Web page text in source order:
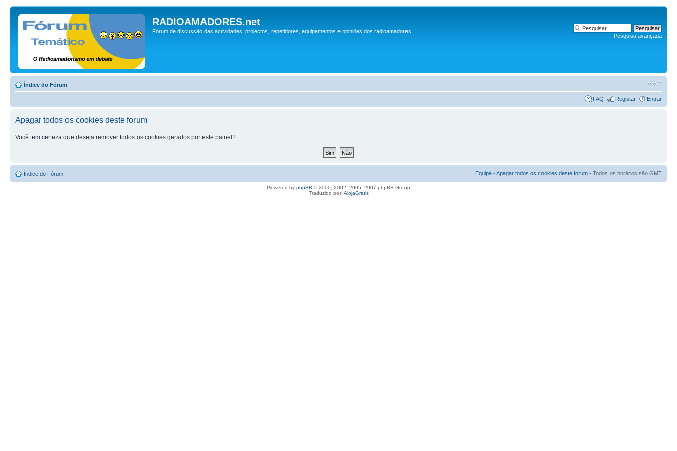
RADIOAMADORES.net
Fórum de discussão das actividades, projectos, repetidores, equipamentos e opiniões dos radioamadores.
Pesquisa avançada
Índice do Fórum
FAQ Registar Entrar
Apagar todos os cookies deste forum
Você tem certeza que deseja remover todos os cookies gerados por este painel?
Índice do Fórum Equipa •Apagar todos os cookies deste forum • Todos os horários são GMT
Powered by phpBB © 2000, 2002, 2005, 2007 phpBB Group
Traduzido por: AlojaGratis